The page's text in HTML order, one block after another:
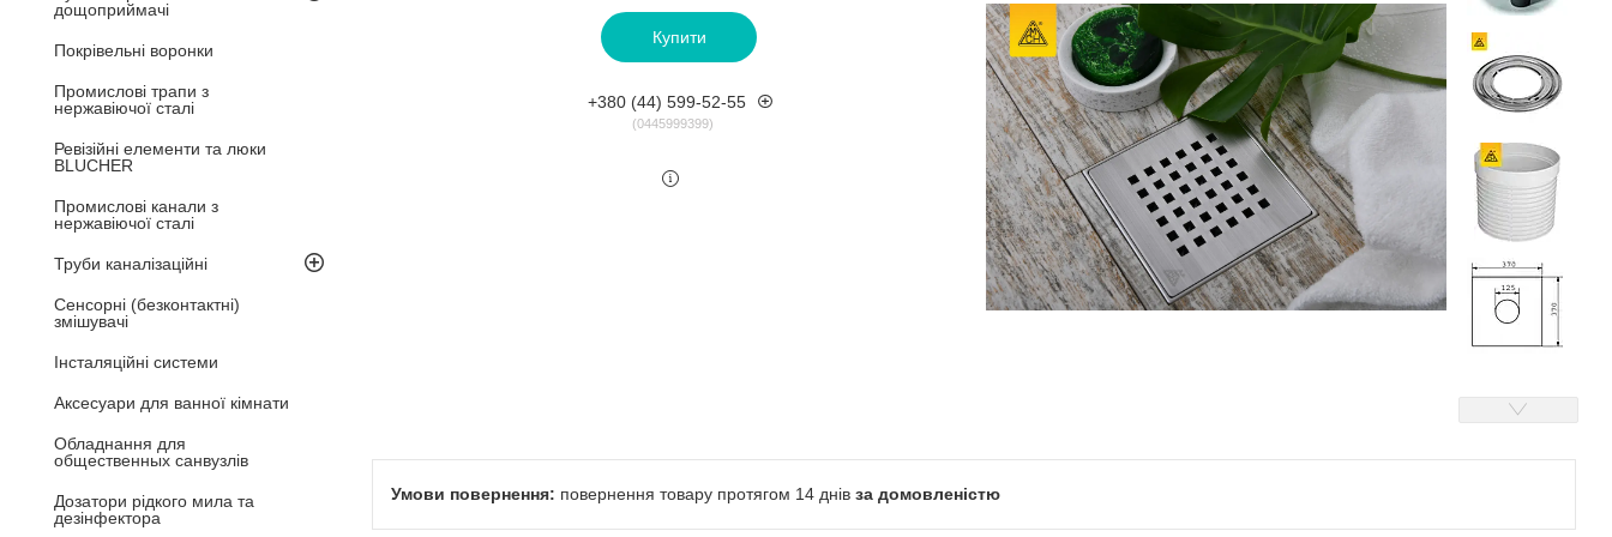
дощоприймачі
Покрівельні воронки
Промислові трапи з
нержавіючої сталі
Ревізійні елементи та люки
BLUCHER
Промислові канали з
нержавіючої сталі
Труби каналізаційні
Сенсорні (безконтактні)
змішувачі
Інсталяційні системи
Аксесуари для ванної кімнати
Обладнання для
общественных санвузлів
Дозатори рідкого мила та
дезінфектора
Купити
+380 (44) 599-52-55
0445999399
повернення товару протягом 14 днів за домовленістю